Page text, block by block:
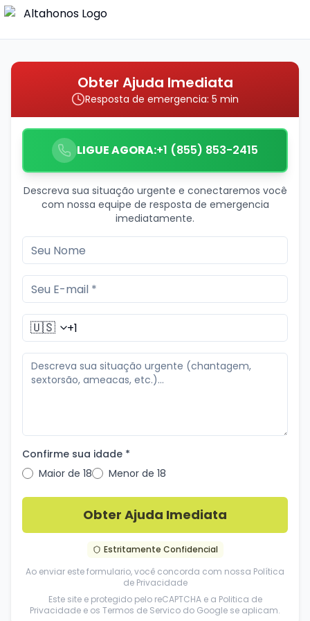
Obter Ajuda Imediata
Resposta de emergencia: 5 min
LIGUE AGORA:+1 (855) 853-2415
Descreva sua situação urgente e conectaremos você
com nossa equipe de resposta de emergencia
imediatamente.
🇺🇸
Confirme sua idade *
Maior de 18
Menor de 18
Obter Ajuda Imediata
Estritamente Confidencial
Ao enviar este formulario, você concorda com nossa Política
de Privacidade
Este site e protegido pelo reCAPTCHA e a Politica de
Privacidade e os Termos de Servico do Google se aplicam.